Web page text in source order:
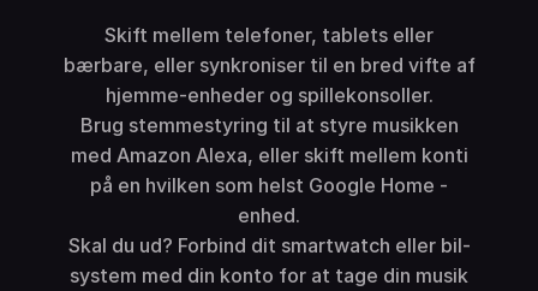
Skift mellem telefoner, tablets eller
bærbare, eller synkroniser til en bred vifte af
hjemme-enheder og spillekonsoller.
Brug stemmestyring til at styre musikken
med Amazon Alexa, eller skift mellem konti
på en hvilken som helst Google Home -
enhed.
Skal du ud? Forbind dit smartwatch eller bil-
system med din konto for at tage din musik